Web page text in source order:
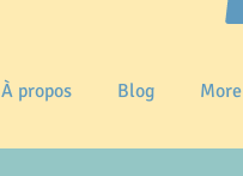
À propos Blog More